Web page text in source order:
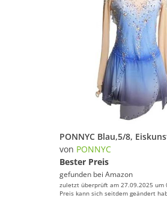
von PONNYC
Bester Preis
gefunden bei Amazon
zuletzt überprüft am 27.09.2025 um
Preis kann sich seitdem geändert